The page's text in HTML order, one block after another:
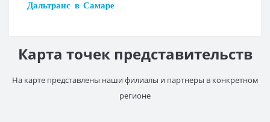
Дальтранс в Самаре
Карта точек представительств
На карте представлены наши филиалы и партнеры в конкретном
регионе